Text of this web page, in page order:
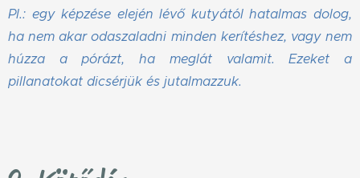
Pl.: egy képzése elején lévő kutyától hatalmas dolog,
ha nem akar odaszaladni minden kerítéshez, vagy nem
húzza a pórázt, ha meglát valamit. Ezeket a
pillanatokat dicsérjük és jutalmazzuk.